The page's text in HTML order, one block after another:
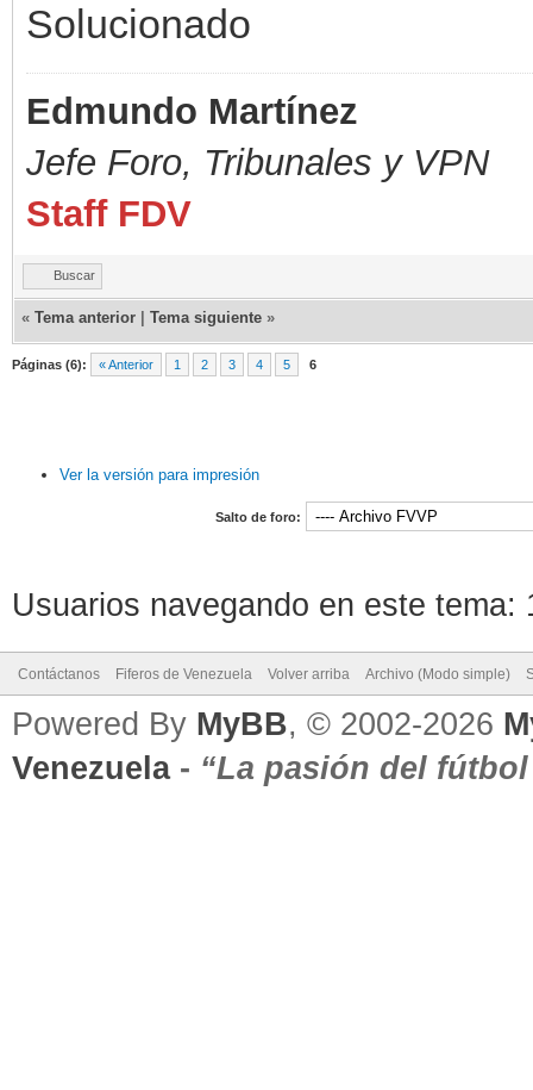
Solucionado
Edmundo Martínez
Jefe Foro, Tribunales y VPN
Staff FDV
Buscar
« Tema anterior Tema siguiente »
Páginas (6): « Anterior 1 2 3 4 5 6
Ver la versión para impresión
Salto de foro:
Usuarios navegando en este tema:
Contáctanos Fiferos de Venezuela Volver arriba Archivo (Modo simple)
Powered By MyBB, © 2002-2026
Venezuela- “La pasión del